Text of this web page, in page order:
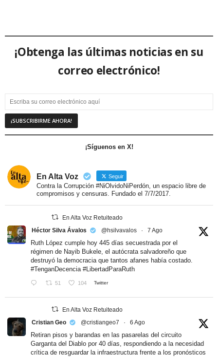
¡Obtenga las últimas noticias en su
correo electrónico!
¡Síguenos en X!
En Alta Voz Seguir
Contra la Corrupción #NiOlvidoNiPerdón, un espacio libre de
compromisos y censuras. Fundado el 7/7/2017.
En Alta Voz Retuiteado
Héctor Silva Ávalos
@hsilvavalos · 7 Ago
Ruth López cumple hoy 445 días secuestrada por el
régimen de Nayib Bukele, el autócrata salvadoreño que
destruyó la democracia que tantos afanes había costado.
#TenganDecencia #LibertadParaRuth
51 104 Twitter
En Alta Voz Retuiteado
Cristian Geo
@cristiangeo7 · 6 Ago
Retiran pisos y barandas en las pasarelas del circuito
Garganta del Diablo por 40 días, respondiendo a la necesidad
crítica de resguardar la infraestructura frente a los pronósticos